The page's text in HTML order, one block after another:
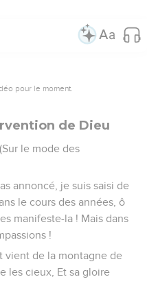
pour le moment.
de Dieu
le mode des
annoncé, je suis saisi de
le cours des années, ô
manifeste-la ! Mais dans
!
vient de la montagne de
les cieux, Et sa gloire